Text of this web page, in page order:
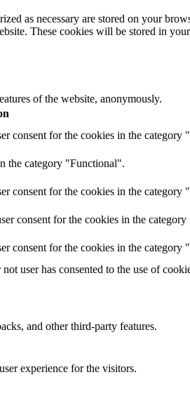
as necessary are stored on your
These cookies will be stored in
of the website, anonymously.
consent for the cookies in the category
the category "Functional".
consent for the cookies in the category
consent for the cookies in the
consent for the cookies in the category
user has consented to the use of
and other third-party features.
experience for the visitors.